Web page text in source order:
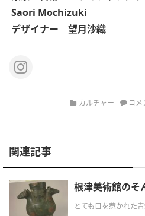
Saori Mochizuki
デザイナー 望月沙織
カルチャー コメ
関連記事
根津美術館のそ
とても目を惹かれた